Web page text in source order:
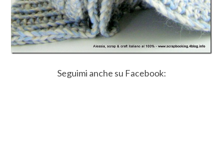
Seguimi anche su Facebook: